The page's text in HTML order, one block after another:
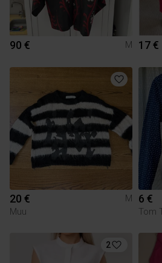
90 € M 17 €
20 €
M
Muu
6 €
Tom
2